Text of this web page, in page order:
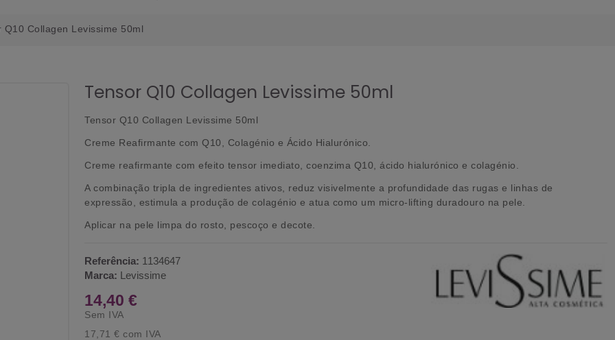
Q10 Collagen Levissime 50ml
Tensor Q10 Collagen Levissime 50ml
Tensor Q10 Collagen Levissime 50ml
Creme Reafirmante comQ10 Colagénio e Ácido Hialurónico
Creme reafirmante com efeito tensor imediato, coenzima Q10, ácido hialurónico e colagénio.
A combinação tripla de ingredientes ativos, reduz visivelmente a profundidade das rugas e linhas de
expressão, estimula a produção de colagénio e atua como um micro-lifting duradouro na pele.
Aplicar na pele limpa do rosto, pescoço e decote.
Referência: 1134647
Marca: Levissime
14,40 €
Sem IVA
17,71 € com IVA